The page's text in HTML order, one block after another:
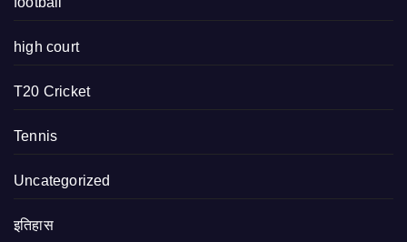
high court
T20 Cricket
Tennis
Uncategorized
इतिहास